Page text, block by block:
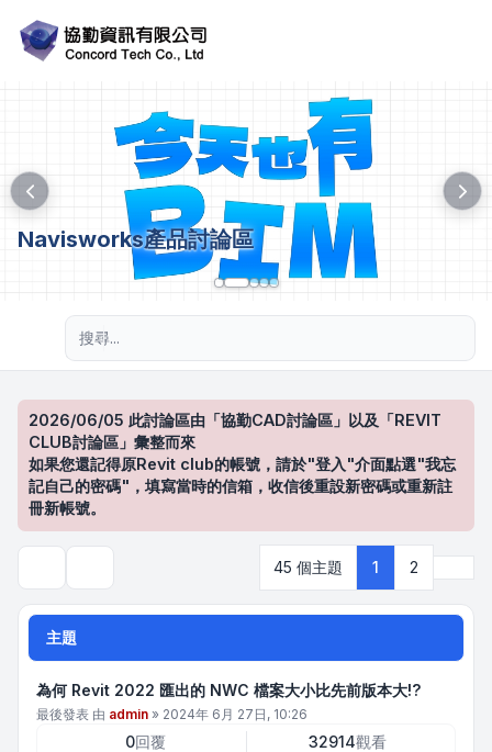
Navisworks產品討論區
2026/06/05 此討論區由「協勤CAD討論區」以及「REVIT
CLUB討論區」彙整而來
如果您還記得原Revit club的帳號，請於"登入"介面點選"我忘
記自己的密碼"，填寫當時的信箱，收信後重設新密碼或重新註
冊新帳號。
45 個主題 1 2
主題
為何 Revit 2022 匯出的 NWC 檔案大小比先前版本大!?
最後發表 由 admin » 2024年 6月 27日, 10:26
0回覆 32914觀看